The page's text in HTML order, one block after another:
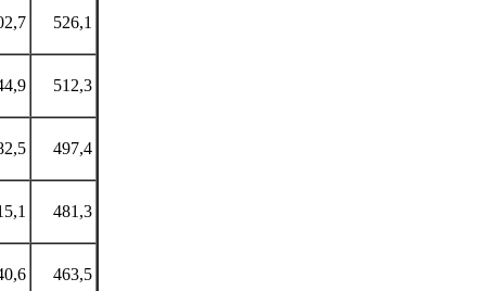
526,1
512,3
497,4
481,3
463,5